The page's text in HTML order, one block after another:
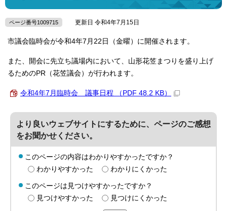
ページ番号1009715 更新日 令和4年7月15日
市議会臨時会が令和4年7月22日（金曜）に開催されます。
また、開会に先立ち議場内において、山形花笠まつりを盛り上げ
るためのPR（花笠議会）が行われます。
令和4年7月臨時会 議事日程 （PDF 48.2 KB）
より良いウェブサイトにするために、ページのご感想
をお聞かせください。
このページの内容はわかりやすかったですか？
わかりやすかった
わかりにくかった
このページは見つけやすかったですか？
見つけやすかった
見つけにくかった